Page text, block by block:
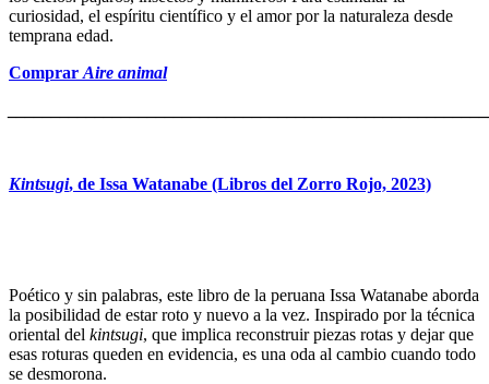
curiosidad, el espíritu científico y el amor por la naturaleza desde
temprana edad.
Comprar Aire animal
Kintsugi, de Issa Watanabe (Libros del Zorro Rojo, 2023)
Poético y sin palabras, este libro de la peruana Issa Watanabe aborda
la posibilidad de estar roto y nuevo a la vez. Inspirado por la técnica
oriental del kintsugi, que implica reconstruir piezas rotas y dejar que
esas roturas queden en evidencia, es una oda al cambio cuando todo
se desmorona.